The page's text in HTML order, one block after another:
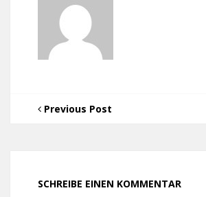
Previous Post
SCHREIBE EINEN KOMMENTAR